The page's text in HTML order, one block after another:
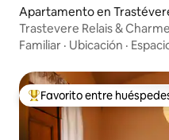
Apartamento en
Trastevere Relais &
Familiar · Ubicación ·
Favorito entre huéspedes
Favorito entre